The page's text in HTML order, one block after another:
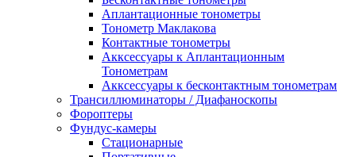
Аплантационные тонометры
Тонометр Маклакова
Контактные тонометры
Акксессуары к Аплантационным
Тонометрам
Акксессуары к бесконтактным тонометрам
Трансиллюминаторы / Диафаноскопы
Фороптеры
Фундус-камеры
Стационарные